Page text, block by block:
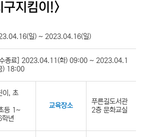
구지킴이!>
일) ~ 2023.04.16(일)
수종료] 2023.04.11(화) 09:00 ~ 2023.04.1
) 18:00
이, 초
등 1~
학년
교육장소
푸른길도서관
2층 문화교실